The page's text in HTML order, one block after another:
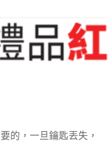
的，一旦鑰匙丟失，